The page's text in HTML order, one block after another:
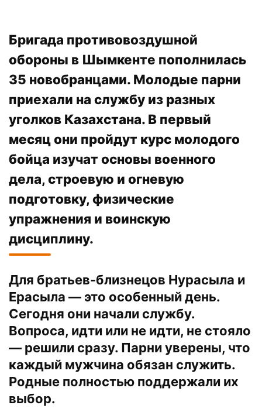
Бригада противовоздушной
обороны в Шымкенте пополнилась
35 новобранцами. Молодые парни
приехали на службу из разных
уголков Казахстана. В первый
месяц они пройдут курс молодого
бойца изучат основы военного
дела, строевую и огневую
подготовку, физические
упражнения и воинскую
дисциплину.
Для братьев-близнецов Нурасыла и
Ерасыла — это особенный день.
Сегодня они начали службу.
Вопроса, идти или не идти, не стояло
— решили сразу. Парни уверены, что
каждый мужчина обязан служить.
Родные полностью поддержали их
выбор.